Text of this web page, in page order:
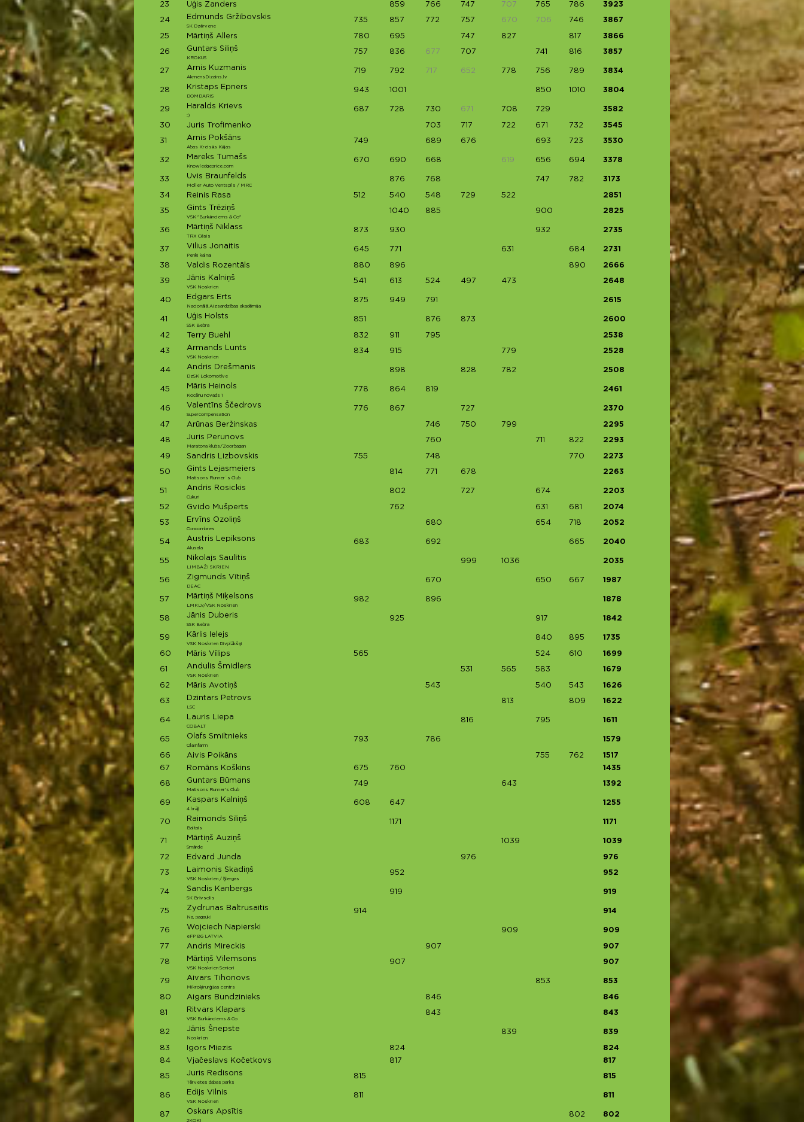
23 Uģis Zanders 859 766 747 707 765 786 3923
24 Edmunds Gržibovskis
SK Dzērvene
735 857 772 757 670 706 746 3867
25 Mārtiņš Allers 780 695 747 827 817 3866
26 Guntars Siliņš
KROKUS
757 836 677 707 741 816 3857
27 Arnis Kuzmanis
AkmensDizains.lv
719 792 717 652 778 756 789 3834
28 Kristaps Epners
DOMDARIS
943 1001 850 1010 3804
29 Haralds Krievs
:)
687 728 730 671 708 729 3582
30 Juris Trofimenko 703 717 722 671 732 3545
31 Arnis Pokšāns
Abas Kreisās Kājas
749 689 676 693 723 3530
32 Mareks Tumašs
Knowledgeprice.com
670 690 668 619 656 694 3378
33 Uvis Braunfelds
Moller Auto Ventspils / MRC
876 768 747 782 3173
34 Reinis Rasa 512 540 548 729 522 2851
35 Gints Trēziņš
VSK "Burkānciems & Co"
1040 885 900 2825
36 Mārtiņš Niklass
TRX Cēsis
873 930 932 2735
37 Vilius Jonaitis
Penki kalnai
645 771 631 684 2731
38 Valdis Rozentāls 880 896 890 2666
39 Jānis Kalniņš
VSK Noskrien
541 613 524 497 473 2648
40 Edgars Erts
Nacionālā Aizsardzības akadēmija
875 949 791 2615
41 Uģis Holsts
SSK Bebra
851 876 873 2600
42 Terry Buehl 832 911 795 2538
43 Armands Lunts
VSK Noskrien
834 915 779 2528
44 Andris Drešmanis
DzSK Lokomotīve
898 828 782 2508
45 Māris Heinols
Kocēnu novads 1
778 864 819 2461
46 Valentīns Ščedrovs
Supercompensation
776 867 727 2370
47 Arūnas Beržinskas 746 750 799 2295
48 Juris Perunovs
Maratona klubs/Zoorbagan
760 711 822 2293
49 Sandris Lizbovskis 755 748 770 2273
50 Gints Lejasmeiers
Matisons Runner`s Club
814 771 678 2263
51 Andris Rosickis
Cukuri
802 727 674 2203
52 Gvido Mušperts 762 631 681 2074
53 Ervīns Ozoliņš
Concombres
680 654 718 2052
54 Austris Lepiksons
Alusala
683 692 665 2040
55 Nikolajs Saulītis
LIMBAŽI SKRIEN
999 1036 2035
56 Zigmunds Vītiņš
DEAC
670 650 667 1987
57 Mārtiņš Miķelsons
LMP.LV/VSK Noskrien
982 896 1878
58 Jānis Duberis
SSK Bebra
925 917 1842
59 Kārlis Ielejs
VSK Noskrien Divplākšņi
840 895 1735
60 Māris Vīlips 565 524 610 1699
61 Andulis Šmidlers
VSK Noskrien
531 565 583 1679
62 Māris Avotiņš 543 540 543 1626
63 Dzintars Petrovs
LSC
813 809 1622
64 Lauris Liepa
COBALT
816 795 1611
65 Olafs Smiltnieks
Olainfarm
793 786 1579
66 Aivis Poikāns 755 762
1517
67
Romāns Koškins 675 760 1435
68 Guntars Būmans
Matisons Runner's Club
749 643 1392
69 Kaspars Kalniņš
4 brāļi
608 647 1255
70 Raimonds Siliņš
Baltais
1171 1171
71 Mārtiņš Auziņš
Smārde
1039 1039
72 Edvard Junda 976 976
73 Laimonis Skadiņš
VSK Noskrien / Ņergas
952 952
74 Sandis Kanbergs
SK Brīvsolis
919 919
75 Zydrunas Baltrusaitis
Na, pagauk!
914 914
76 Wojciech Napierski
eFP BG LATVIA
909 909
77 Andris Mireckis 907 907
78 Mārtiņš Vilemsons
VSK Noskrien Seniori
907 907
79 Aivars Tihonovs
Mikroķirurģijas centrs
853 853
80 Aigars Bundzinieks 846 846
81 Ritvars Klapars
VSK Burkānciems & Co
843 843
82 Jānis Šnepste
Noskrien
839 839
83 Igors Miezis 824
824
84
Vjačeslavs Kočetkovs 817 817
85 Juris Redisons
Tērvetes dabas parks
815 815
86 Edijs Vilnis
VSK Noskrien
811 811
87 Oskars Apsītis
2KOKI
802 802